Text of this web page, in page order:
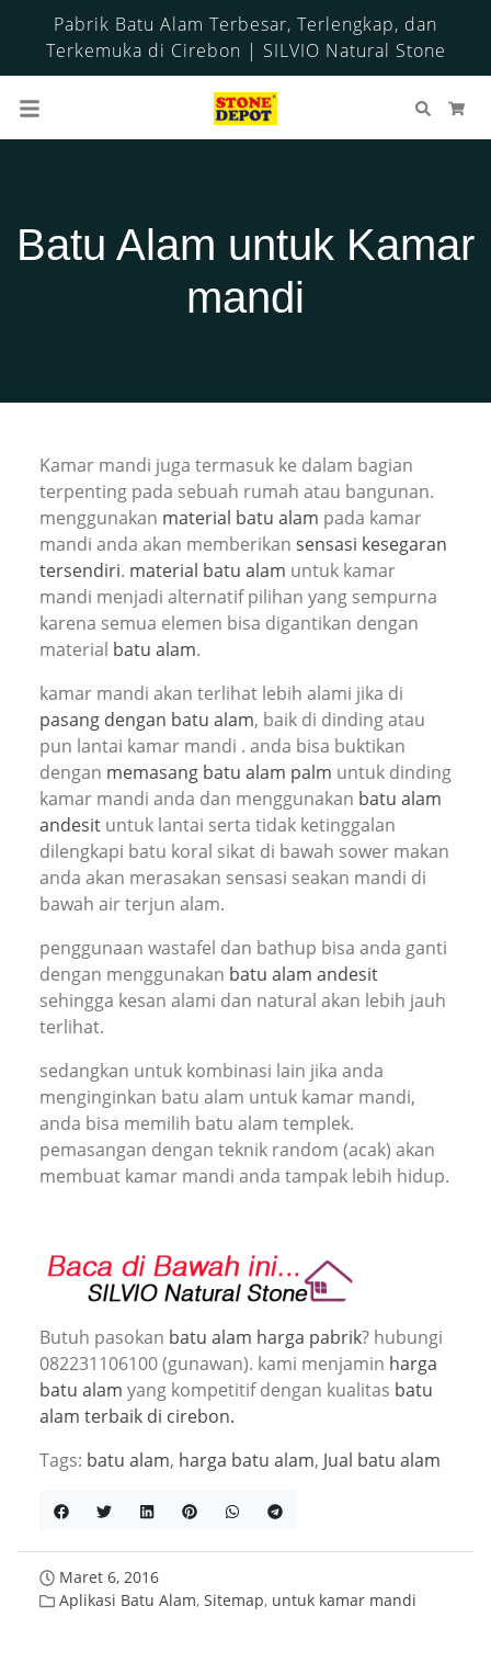
Pabrik Batu Alam Terbesar, Terlengkap, dan
Terkemuka di Cirebon | SILVIO Natural Stone
Cari
Batu Alam untuk Kamar
mandi
Kamar mandi juga termasuk ke dalam bagian
terpenting pada sebuah rumah atau bangunan.
menggunakan material batu alam pada kamar
mandi anda akan memberikan sensasi kesegaran
tersendiri. material batu alam untuk kamar
mandi menjadi alternatif pilihan yang sempurna
karena semua elemen bisa digantikan dengan
material batu alam.
kamar mandi akan terlihat lebih alami jika di
pasang dengan batu alam, baik di dinding atau
pun lantai kamar mandi . anda bisa buktikan
dengan memasang batu alam palm untuk dinding
kamar mandi anda dan menggunakan batu alam
andesit untuk lantai serta tidak ketinggalan
dilengkapi batu koral sikat di bawah sower makan
anda akan merasakan sensasi seakan mandi di
bawah air terjun alam.
penggunaan wastafel dan bathup bisa anda ganti
dengan menggunakan batu alam andesit
sehingga kesan alami dan natural akan lebih jauh
terlihat.
sedangkan untuk kombinasi lain jika anda
menginginkan batu alam untuk kamar mandi,
anda bisa memilih batu alam templek.
pemasangan dengan teknik random (acak) akan
membuat kamar mandi anda tampak lebih hidup.
Butuh pasokan batu alam harga pabrik? hubungi
082231106100 (gunawan). kami menjamin harga
batu alam yang kompetitif dengan kualitas batu
alam terbaik di cirebon.
Tags: batu alam, harga batu alam, Jual batu alam
Maret 6, 2016
Aplikasi Batu Alam,Sitemap, untuk kamar mandi